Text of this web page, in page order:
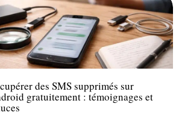
Tech
des SMS supprimés sur
gratuitement : témoignages et